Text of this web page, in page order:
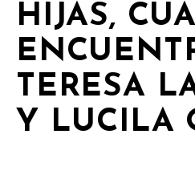
HIJAS,
TERESA
Y LUCILA